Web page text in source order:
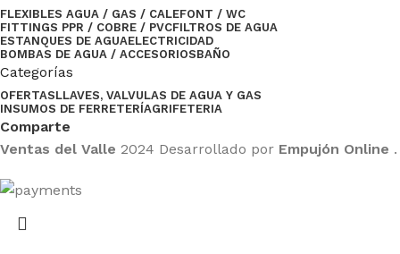
FLEXIBLES AGUA / GAS / CALEFONT / WC
FITTINGS PPR / COBRE / PVCFILTROS DE AGUA
ESTANQUES DE AGUAELECTRICIDAD
BOMBAS DE AGUA / ACCESORIOSBAÑO
Categorías
OFERTASLLAVES, VALVULAS DE AGUA Y GAS
INSUMOS DE FERRETERÍAGRIFETERIA
Comparte
Ventas del Valle 2024 Desarrollado por Empujón Online .